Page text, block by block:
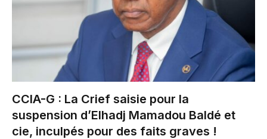
CCIA-G : La Crief saisie pour la
suspension d’Elhadj Mamadou Baldé et
cie, inculpés pour des faits graves !